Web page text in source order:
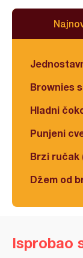
Brownies
Hladni
Punjeni
Brzi ručak
Džem od
Isprobao